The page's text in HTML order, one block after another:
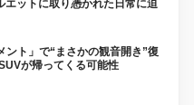
エットに取り憑かれた日常に迫
ント」で“まさかの観音開き”復
が帰ってくる可能性